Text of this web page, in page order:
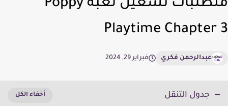
متطلبات تشغيل لعبة Poppy
Playtime Chapter
عبدالرحمن فكري فبراير 29, 2024
جدول التنقل